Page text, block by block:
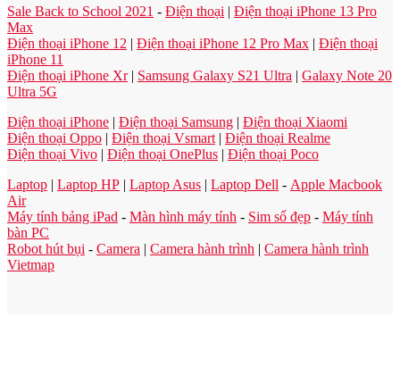
Sale Back to School 2021 - Điện thoại | Điện thoại iPhone 13 Pro
Max
Điện thoại iPhone 12 | Điện thoại iPhone 12 Pro Max | Điện thoại
iPhone 11
Điện thoại iPhone Xr| Samsung Galaxy S21 Ultra | Galaxy Note 20
Ultra 5G
Điện thoại iPhone | Điện thoại Samsung | Điện thoại Xiaomi
Điện thoại Oppo | Điện thoại Vsmart | Điện thoại Realme
Điện thoại Vivo | Điện thoại OnePlus | Điện thoại Poco
Laptop | Laptop HP | Laptop Asus | Laptop Dell - Apple Macbook
Air
Máy tính bảng iPad - Màn hình máy tính - Sim số đẹp - Máy tính
bàn PC
Robot hút bụi - Camera | Camera hành trình | Camera hành trình
Vietmap